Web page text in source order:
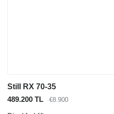
Still RX 70-35
489.200 TL
€8.900